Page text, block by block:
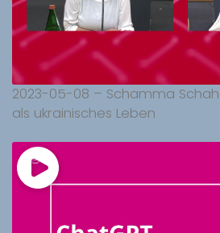
2023-05-08 – Schamma
als ukrainisches Leben